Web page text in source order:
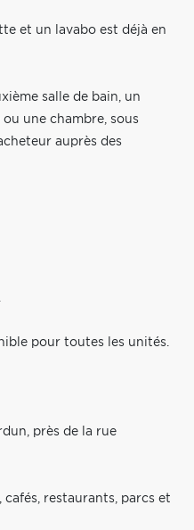
et un lavabo est déjà en
salle de bain, un
une chambre, sous
auprès des
pour toutes les unités.
près de la rue
restaurants, parcs et